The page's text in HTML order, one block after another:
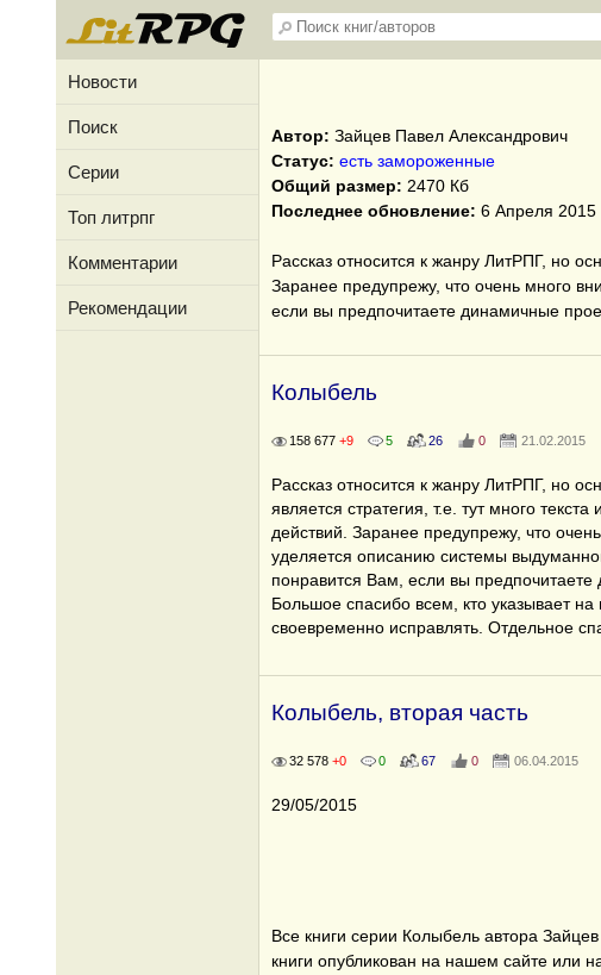
Новости
Поиск
Серии
Топ литрпг
Комментарии
Рекомендации
Автор: Зайцев Павел Александрович
Статус: есть замороженные
Общий размер: 2470 Кб
Последнее обновление: 6 Апреля 2015
Рассказ относится к жанру ЛитРПГ, но
Заранее предупрежу, что очень много
если вы предпочитаете динамичные
Колыбель
158 677 +9 5 26 0 21.02.2015
Рассказ относится к жанру ЛитРПГ, но
является стратегия, т.е. тут много
действий. Заранее предупрежу, что
уделяется описанию системы
понравится Вам, если вы предпочитаете
Большое спасибо всем, кто указывает
своевременно исправлять. Отдельное
Колыбель, вторая часть
32 578 +0 0 67 0 06.04.2015
29/05/2015
Все книги серии Колыбель автора
книги опубликован на нашем сайте или